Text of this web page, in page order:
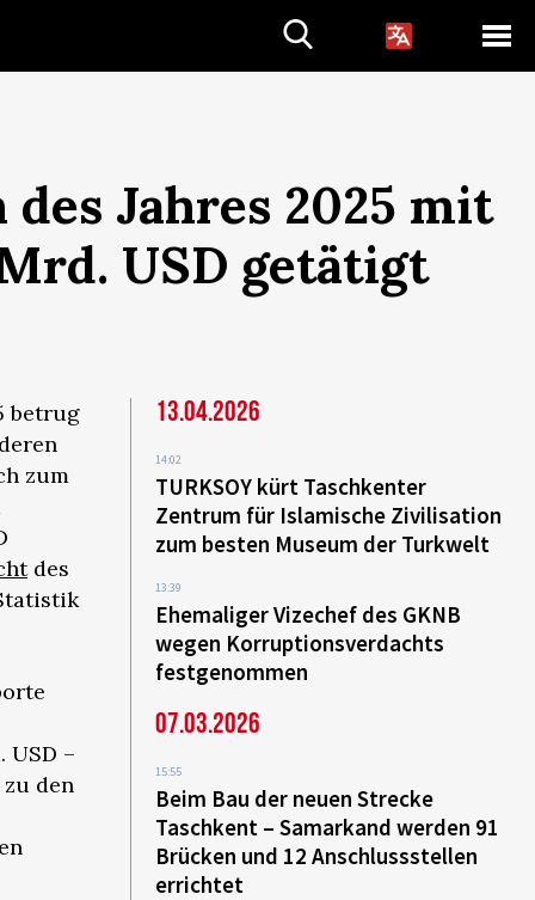
Jahres 2025 mit
USD getätigt
betrug
zum
des
USD –
den
13.04.2026
14:02
TURKSOY kürt Taschkenter
Zentrum für Islamische Zivilisation
zum besten Museum der Turkwelt
13:39
Ehemaliger Vizechef des GKNB
wegen Korruptionsverdachts
festgenommen
07.03.2026
15:55
Beim Bau der neuen Strecke
Taschkent – Samarkand werden 91
Brücken und 12 Anschlussstellen
errichtet